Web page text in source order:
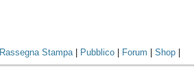
Rassegna Stampa| Pubblico Forum |Shop